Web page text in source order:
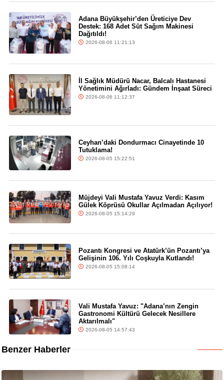
Adana Büyükşehir’den Üreticiye Dev
Destek: 168 Adet Süt Sağım Makinesi
Dağıtıldı!
2026-08-06 11:21:13
İl Sağlık Müdürü Nacar, Balcalı Hastanesi
Yönetimini Ağırladı: Gündem İnşaat Süreci
2026-08-06 11:12:37
Ceyhan’daki Dondurmacı Cinayetinde 10
Tutuklama!
2026-08-05 15:22:51
Müjdeyi Vali Mustafa Yavuz Verdi: Kasım
Gülek Köprüsü Okullar Açılmadan Açılıyor!
2026-08-05 15:14:29
Pozantı Kongresi ve Atatürk’ün Pozantı’ya
Gelişinin 106. Yılı Coşkuyla Kutlandı!
2026-08-05 15:08:14
Vali Mustafa Yavuz: "Adana’nın Zengin
Gastronomi Kültürü Gelecek Nesillere
Aktarılmalı"
2026-08-05 14:57:43
Benzer Haberler